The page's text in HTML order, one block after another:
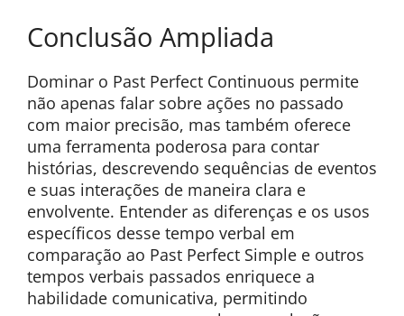
Conclusão Ampliada
Dominar o Past Perfect Continuous permite
não apenas falar sobre ações no passado
com maior precisão, mas também oferece
uma ferramenta poderosa para contar
histórias, descrevendo sequências de eventos
e suas interações de maneira clara e
envolvente. Entender as diferenças e os usos
específicos desse tempo verbal em
comparação ao Past Perfect Simple e outros
tempos verbais passados enriquece a
habilidade comunicativa, permitindo